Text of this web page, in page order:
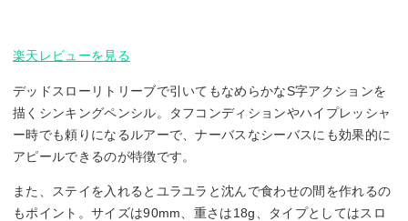
楽天レビューを見る
デッドスローリトリーブで引いてもなめらかなS字アクションを
描くシンキングペンシル。タフコンディションやハイプレッシャ
ー時でも頼りになるルアーで、ナーバスなシーバスにも効果的に
アピールできるのが特徴です。
また、ステイを入れるとユラユラと沈んで食わせの間を作れるの
もポイント。サイズは90mm、重さは18g、タイプとしてはスロ